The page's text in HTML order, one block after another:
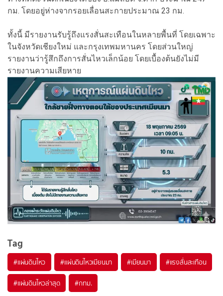
กม. โดยอยู่ห่างจากรอยเลื่อนสะกายประมาณ 23 กม.
ทั้งนี้ มีรายงานรับรู้ถึงแรงสั่นสะเทือนในหลายพื้นที่ โดยเฉพาะ
ในจังหวัดเชียงใหม่ และกรุงเทพมหานคร โดยส่วนใหญ่
รายงานว่ารู้สึกถึงการสั่นไหวเล็กน้อย โดยเบื้องต้นยังไม่มี
รายงานความเสียหาย
Tag
#แผ่นดินไหว #แผ่นดินไหวเมียนมา #เมียนมา #แรงสั่นสะเทือน
#แผ่นดินไหวล่าสุด #กทม.